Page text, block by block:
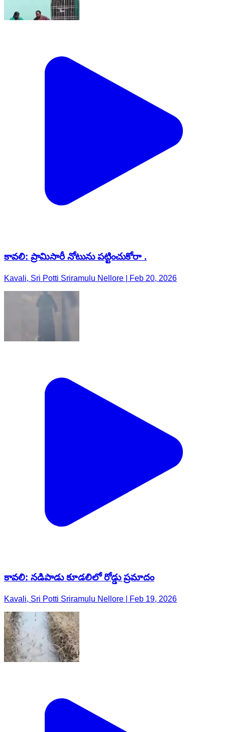
కావలి: ప్రామిసారీ నోటును పట్టించుకోరా .
Kavali, Sri Potti Sriramulu Nellore | Feb 20, 2026
కావలి: నడిపాడు కూడలిలో రోడ్డు ప్రమాదం
Kavali, Sri Potti Sriramulu Nellore | Feb 19, 2026